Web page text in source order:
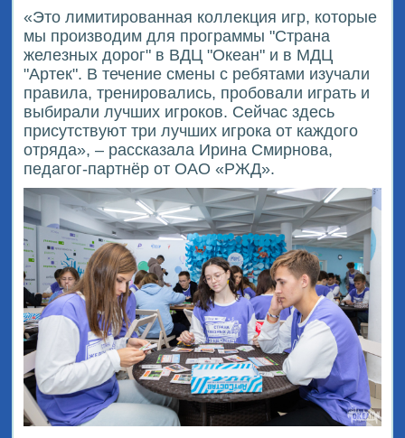
«Это лимитированная коллекция игр, которые
мы производим для программы "Страна
железных дорог" в ВДЦ "Океан" и в МДЦ
"Артек". В течение смены с ребятами изучали
правила, тренировались, пробовали играть и
выбирали лучших игроков. Сейчас здесь
присутствуют три лучших игрока от каждого
отряда», – рассказала Ирина Смирнова,
педагог-партнёр от ОАО «РЖД».